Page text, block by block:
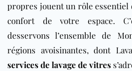
propres jouent un rôle essentiel
confort de votre espace.
desservons l’ensemble de
régions avoisinantes, dont
services de lavage de vitres